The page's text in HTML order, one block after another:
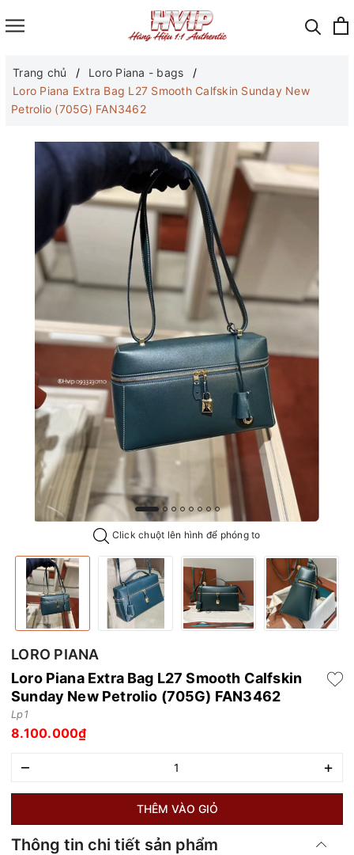
Trang chủ
Loro Piana - bags
Loro Piana Extra Bag L27 Smooth Calfskin Sunday New
Petrolio (705G) FAN3462
Click chuột lên hình để phóng to
LORO PIANA
Loro Piana Extra Bag L27 Smooth Calfskin
Sunday New Petrolio (705G) FAN3462
Lp1
8.100.000₫
– +
THÊM VÀO GIỎ
Thông tin chi tiết sản phẩm